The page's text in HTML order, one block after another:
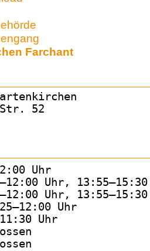
Farchant
52
Uhr
Uhr,
Uhr,
Uhr
Uhr